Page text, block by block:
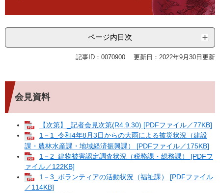
ページ内目次
記事ID：0070900 更新日：2022年9月30日更新
会見資料
【次第】_記者会見次第(R4.9.30) [PDFファイル／77KB]
1－1_令和4年8月3日からの大雨による被災状況（建設
課・農林水産課・地域経済振興課） [PDFファイル／175KB]
1－2_建物被害認定調査状況（税務課・総務課） [PDFフ
ァイル／122KB]
1－3_ボランティアの活動状況（福祉課） [PDFファイル
／114KB]